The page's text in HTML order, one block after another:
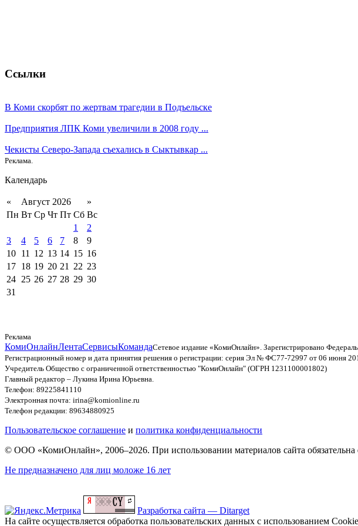
Ссылки
В Коми скорбят по жертвам трагедии в Подъельске
Предприятия ЛПК Коми увеличили в 2008 году ...
Чекисты Северо-Запада съехались в Сыктывкар ...
Реклама.
Календарь
« Август 2026
»
Пн Вт Ср Чт Пт Сб Вс
1
2
3
4 5 6 7 8
9
10 11 12 13 14 15 16
17 18 19 20 21 22 23
24 25 26 27 28 29 30
31
Реклама
КомиОнлайнЛентаСервисыКомандаСетевое издание «КомиОнлайн». Зарегистрировано
Регистрационный номер и дата принятия решения о регистрации: серия Эл № ФС77-72997 от 06 июня
Учредитель Общество с ограниченной ответственностью "КомиОнлайн" (ОГРН 1231100001802)
Главный редактор – Лукина Ирина Юрьевна.
Телефон: 89225841110
Электронная почта: irina@komionline.ru
Телефон редакции: 89634880925
Пользовательское соглашение и политика конфиденциальности
© ООО «КомиОнлайн», 2006–2026. При использовании материалов сайта обязательна
Не предназначено для лиц моложе 16 лет
Разработка сайта — Ditarget
На сайте осуществляется обработка пользовательских данных с использованием